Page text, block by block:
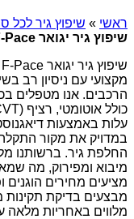
ראשי » שיפוץ גיר לכל
שיפוץ גיר יגואר F-Pace (פלאג-אין)
מקצועי עם ניסיון רב
הרכבים. אנו מטפלים
עלות באמצעות
במדויק את מקור התקלה
החלפת גיר. ברשותנו
מיבוא ומפירוק, מה
מציעים מחירים הוגנים
מבצעים בדיקת תקינות
מלווים באחריות מלאה